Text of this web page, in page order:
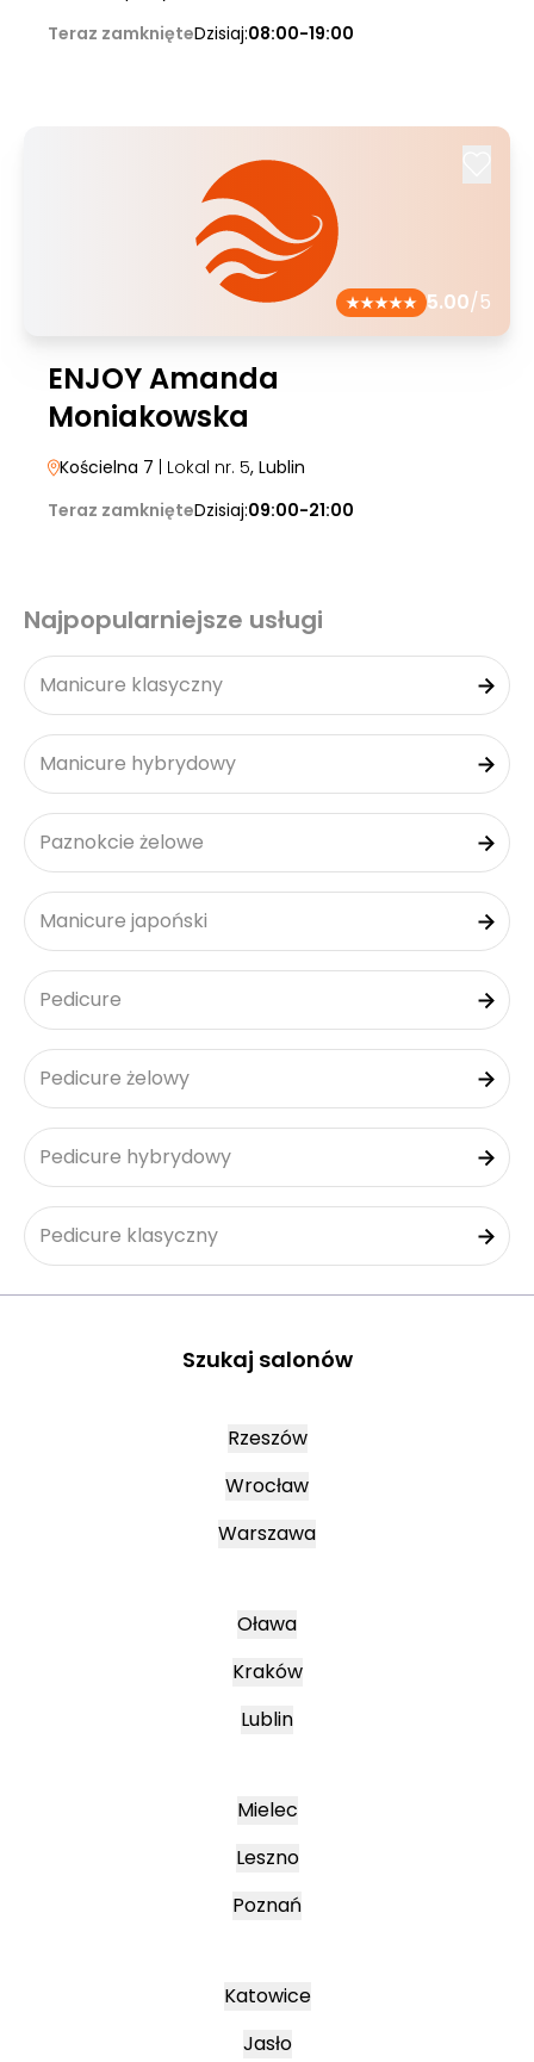
Teraz zamknięteDzisiaj:08:00-19:00
5.00/5
ENJOY Amanda
Moniakowska
Kościelna 7 | Lokal nr. 5, Lublin
Teraz zamknięteDzisiaj:09:00-21:00
Najpopularniejsze usługi
Manicure klasyczny
Manicure hybrydowy
Paznokcie żelowe
Manicure japoński
Pedicure
Pedicure żelowy
Pedicure hybrydowy
Pedicure klasyczny
Szukaj salonów
Rzeszów
Wrocław
Warszawa
Oława
Kraków
Lublin
Mielec
Leszno
Poznań
Katowice
Jasło